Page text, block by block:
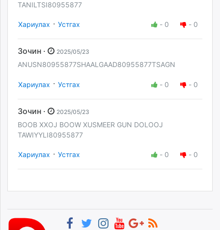
TANILTSI80955877
Хариулах · Устгах - 0 - 0
Зочин · 2025/05/23
ANUSN80955877SHAALGAAD80955877TSAGN
Хариулах · Устгах - 0 - 0
Зочин · 2025/05/23
BOOB XXOJ BOOW XUSMEER GUN DOLOOJ
TAWIYYLI80955877
Хариулах · Устгах - 0 - 0